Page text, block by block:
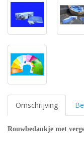
Omschrijving
Rouwbedankje met